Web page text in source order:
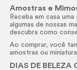
Amostras e
Receba em casa uma
algumas de nossas
descubra como
Ao comprar, você
amostras ou
DIAS DE BELEZA